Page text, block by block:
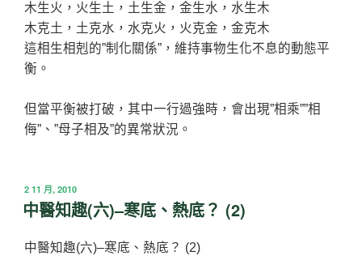
木生火，火生土，土生金，金生水，水生木
木克土，土克水，水克火，火克金，金克木
這相生相剋的”制化關係”，維持事物生化不息的動態平
衡。
但當平衡被打破，其中一行過強時，會出現”相乘””相
侮”、”母子相及”的異常狀況。
發
佈
於
2 11 月, 2010
中醫知趣(六)–寒底、熱底？ (2)
中醫知趣(六)–寒底、熱底？ (2)